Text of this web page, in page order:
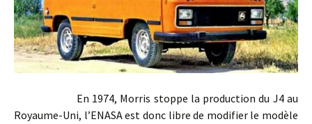
En 1974, Morris stoppe la production du J4 au
Royaume-Uni, l’ENASA est donc libre de modifier le modèle